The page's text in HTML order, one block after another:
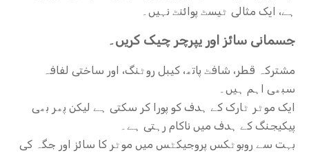
ہے، ایک مثالی ٹیسٹ پوائنٹ نہیں۔
جسمانی سائز اور یپرچر چیک کریں۔
مشترکہ قطر، شافٹ پاتھ، کیبل روٹنگ، اور ساختی لفافہ
سبھی اہم ہیں۔
ایک موٹر ٹارک کے ہدف کو پورا کر سکتی ہے لیکن پھر بھی
پیکیجنگ کے ہدف میں ناکام رہتی ہے۔
بہت سے روبوٹکس پروجیکٹس میں موٹر کا سائز اور جگہ کی